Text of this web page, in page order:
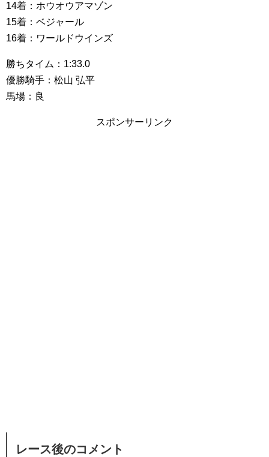
14着：ホウオウアマゾン
15着：ベジャール
16着：ワールドウインズ
勝ちタイム：1:33.0
優勝騎手：松山 弘平
馬場：良
スポンサーリンク
レース後のコメント